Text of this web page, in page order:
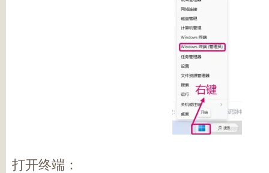
打开终端：